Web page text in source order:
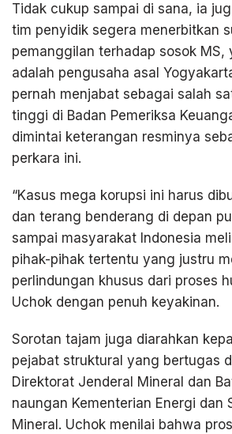
Tidak cukup sampai di sana, ia
tim penyidik segera menerbitkan
pemanggilan terhadap sosok MS,
adalah pengusaha asal
pernah menjabat sebagai salah
tinggi di Badan Pemeriksa
dimintai keterangan resminya
perkara ini.
“Kasus mega korupsi ini harus
dan terang benderang di depan
sampai masyarakat Indonesia
pihak-pihak tertentu yang justru
perlindungan khusus dari proses
Uchok dengan penuh keyakinan.
Sorotan tajam juga diarahkan
pejabat struktural yang bertugas
Direktorat Jenderal Mineral dan
naungan Kementerian Energi dan
Mineral. Uchok menilai bahwa